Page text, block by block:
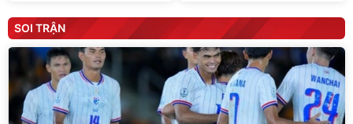
SOI TRẬN